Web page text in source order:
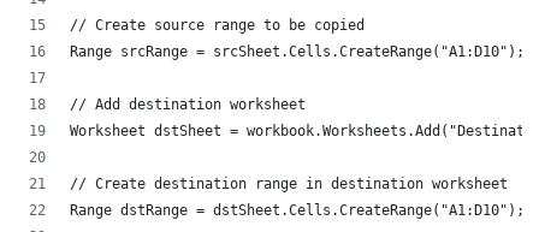
// Create source range to be copied
Range srcRange = srcSheet.Cells.CreateRange("A1:D10");
// Add destination worksheet
Worksheet dstSheet =
// Create destination range in destination worksheet
Range dstRange = dstSheet.Cells.CreateRange("A1:D10");